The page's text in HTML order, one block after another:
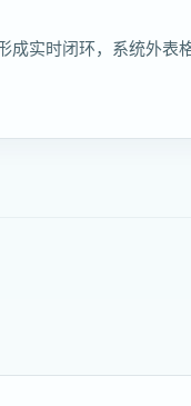
成实时闭环，系统外表